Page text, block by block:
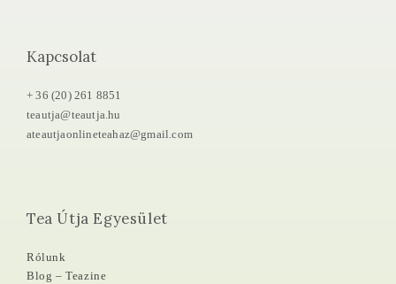
Kapcsolat
+ 36 (20) 261 8851
teautja@teautja.hu
ateautjaonlineteahaz@gmail.com
Tea Útja Egyesület
Rólunk
Blog – Teazine